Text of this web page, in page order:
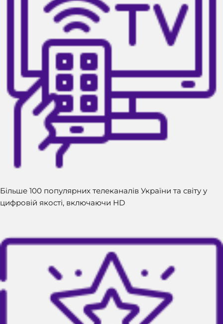
Більше 100 популярних телеканалів України та світу у
цифровій якості, включаючи HD